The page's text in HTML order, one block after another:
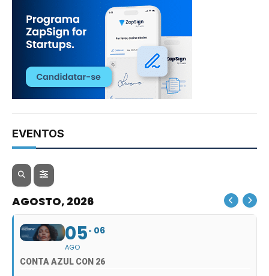
EVENTOS
AGOSTO, 2026
05
AGO
06
CONTA AZUL CON 26